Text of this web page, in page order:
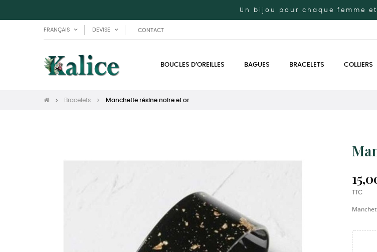
Un bijou pour chaque femme
FRANÇAIS DEVISE CONTACT
BOUCLES D’OREILLES BAGUES BRACELETS COLLIERS
Bracelets Manchette résine noire et or
TTC